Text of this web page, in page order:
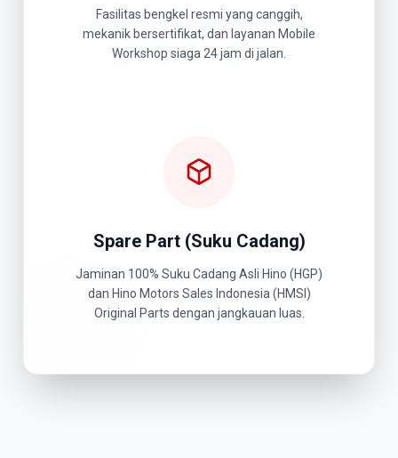
Fasilitas bengkel resmi yang canggih,
mekanik bersertifikat, dan layanan Mobile
Workshop siaga 24 jam di jalan.
Spare Part (Suku Cadang)
Jaminan 100% Suku Cadang Asli Hino (HGP)
dan Hino Motors Sales Indonesia (HMSI)
Original Parts dengan jangkauan luas.